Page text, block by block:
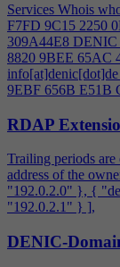
Services Whois
F7FD 9C15 2250
309A44E8 DENIC
8820 9BEE 65AC
9EBF 656B E51B
RDAP
Trailing periods
address of the
"192.0.2.0" }, {
"192.0.2.1" } ],
DENIC-